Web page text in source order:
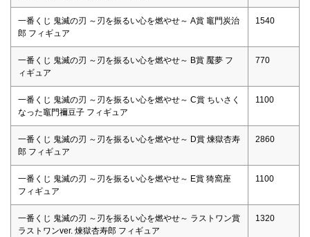
一番くじ 鬼滅の刃 ～刃を振るい心を燃やせ～ A賞 竈門炭治
郎 フィギュア
1540
一番くじ 鬼滅の刃 ～刃を振るい心を燃やせ～ B賞 魘夢 フ
ィギュア
770
一番くじ 鬼滅の刃 ～刃を振るい心を燃やせ～ C賞 ちいさく
なった竈門禰豆子 フィギュア
1100
一番くじ 鬼滅の刃 ～刃を振るい心を燃やせ～ D賞 煉獄杏寿
郎 フィギュア
2860
一番くじ 鬼滅の刃 ～刃を振るい心を燃やせ～ E賞 猗窩座
フィギュア
1100
一番くじ 鬼滅の刃 ～刃を振るい心を燃やせ～ ラストワン賞
ラストワンver. 煉獄杏寿郎 フィギュア
1320